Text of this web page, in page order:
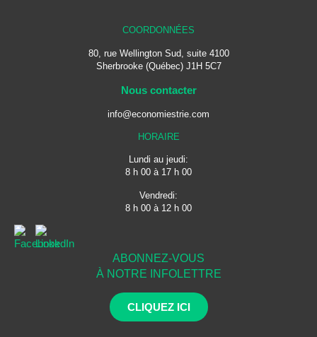
COORDONNÉES
80, rue Wellington Sud, suite 4100
Sherbrooke (Québec) J1H 5C7
Nous contacter
info@economiestrie.com
HORAIRE
Lundi au jeudi:
8 h 00 à 17 h 00
Vendredi:
8 h 00 à 12 h 00
ABONNEZ-VOUS
À NOTRE INFOLETTRE
CLIQUEZ ICI